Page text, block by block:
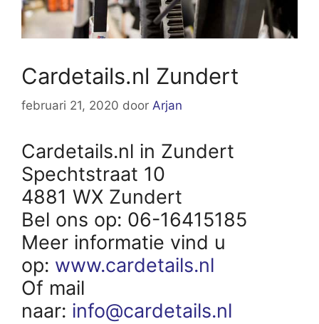
Cardetails.nl Zundert
februari 21, 2020 door Arjan
Cardetails.nl in Zundert
Spechtstraat 10
4881 WX Zundert
Bel ons op: 06-16415185
Meer informatie vind u
op: www.cardetails.nl
Of mail
naar: info@cardetails.nl